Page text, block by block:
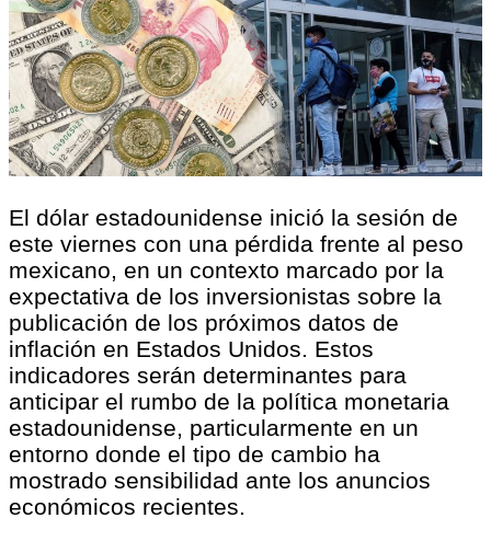
El dólar estadounidense inició la sesión de
este viernes con una pérdida frente al peso
mexicano, en un contexto marcado por la
expectativa de los inversionistas sobre la
publicación de los próximos datos de
inflación en Estados Unidos. Estos
indicadores serán determinantes para
anticipar el rumbo de la política monetaria
estadounidense, particularmente en un
entorno donde el tipo de cambio ha
mostrado sensibilidad ante los anuncios
económicos recientes.